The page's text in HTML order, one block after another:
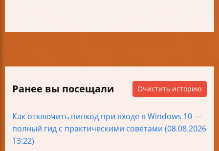
Ранее вы посещали Очистить историю
Как отключить пинкод при входе в Windows 10 —
полный гид с практическими советами (08.08.2026
13:22)